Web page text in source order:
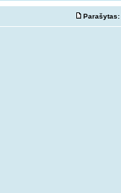
Parašytas: